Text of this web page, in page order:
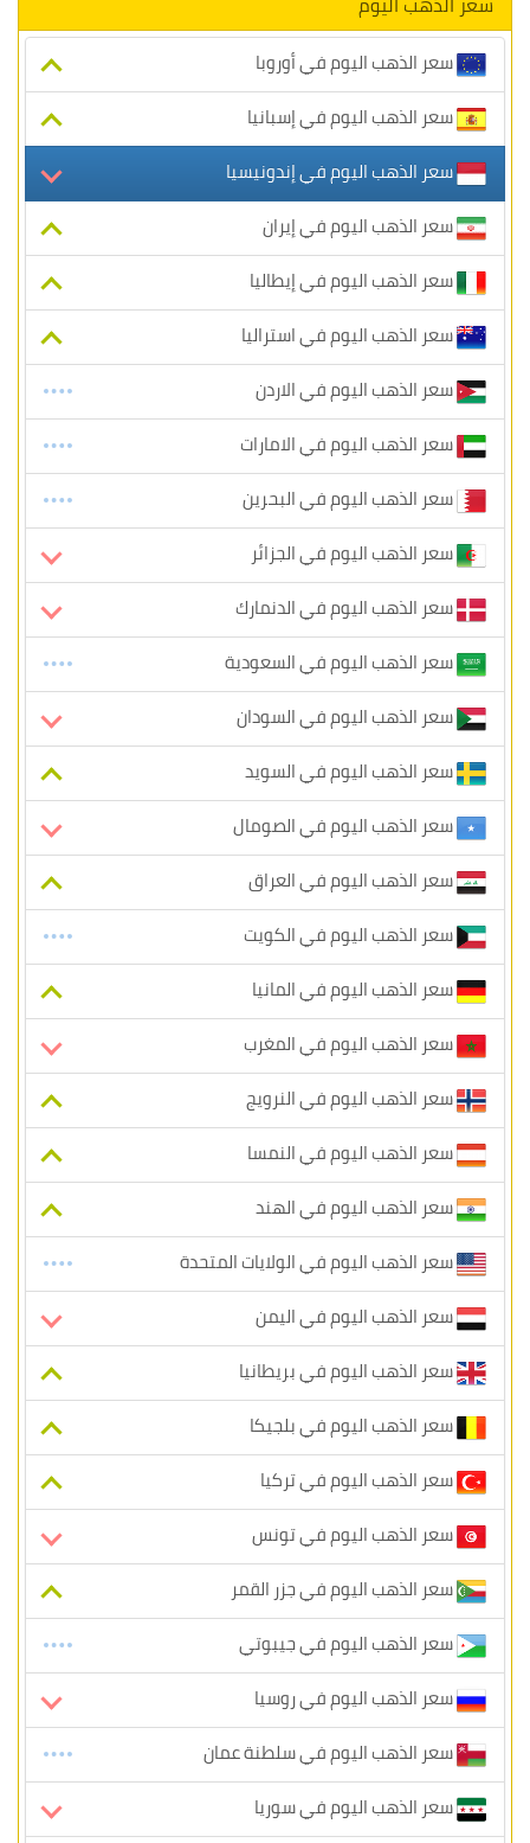
سعر الذهب اليوم في أوروبا
سعر الذهب اليوم في إسبانيا
سعر الذهب اليوم في إندونيسيا
سعر الذهب اليوم في إيران
سعر الذهب اليوم في إيطاليا
سعر الذهب اليوم في استراليا
سعر الذهب اليوم في الاردن
سعر الذهب اليوم في الامارات
سعر الذهب اليوم في البحرين
سعر الذهب اليوم في الجزائر
سعر الذهب اليوم في الدنمارك
سعر الذهب اليوم في السعودية
سعر الذهب اليوم في السودان
سعر الذهب اليوم في السويد
سعر الذهب اليوم في الصومال
سعر الذهب اليوم في العراق
سعر الذهب اليوم في الكويت
سعر الذهب اليوم في المانيا
سعر الذهب اليوم في المغرب
سعر الذهب اليوم في النرويج
سعر الذهب اليوم في النمسا
سعر الذهب اليوم في الهند
سعر الذهب اليوم في الولايات المتحدة
سعر الذهب اليوم في اليمن
سعر الذهب اليوم في بريطانيا
سعر الذهب اليوم في بلجيكا
سعر الذهب اليوم في تركيا
سعر الذهب اليوم في تونس
سعر الذهب اليوم في جزر القمر
سعر الذهب اليوم في جيبوتي
سعر الذهب اليوم في روسيا
سعر الذهب اليوم في سلطنة عمان
سعر الذهب اليوم في سوريا